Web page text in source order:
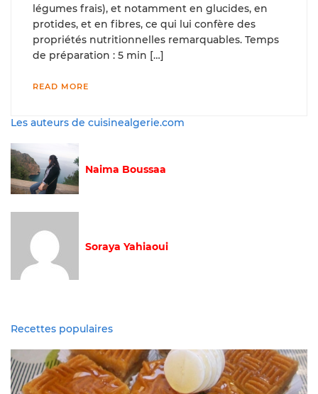
légumes frais), et notamment en glucides, en
protides, et en fibres, ce qui lui confère des
propriétés nutritionnelles remarquables. Temps
de préparation : 5 min […]
READ MORE
Les auteurs de cuisinealgerie.com
Naima Boussaa
Soraya Yahiaoui
Recettes populaires